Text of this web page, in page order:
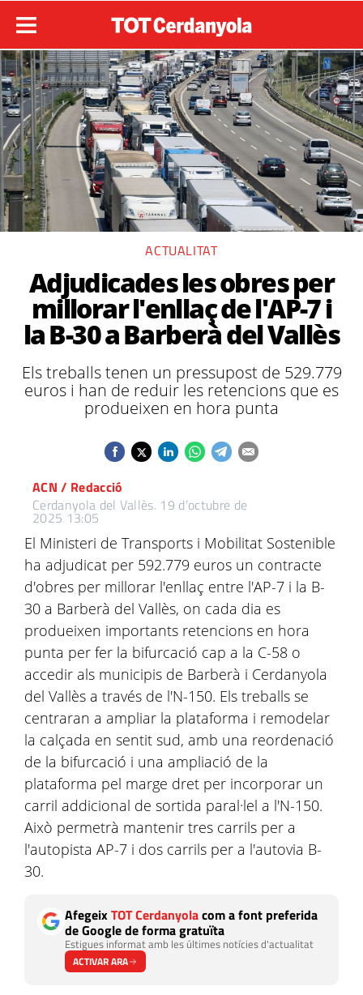
ACTUALITAT
Adjudicades les obres per
millorar l'enllaç de l'AP-7 i
la B-30 a Barberà del Vallès
Els treballs tenen un pressupost de 529.779
euros i han de reduir les retencions que es
produeixen en hora punta
ACN / Redacció
Cerdanyola del Vallès. 19 d’octubre de
2025 13:05
El Ministeri de Transports i Mobilitat Sostenible
ha adjudicat per 592.779 euros un contracte
d'obres per millorar l'enllaç entre l'AP-7 i la B-
30 a Barberà del Vallès, on cada dia es
produeixen importants retencions en hora
punta per fer la bifurcació cap a la C-58 o
accedir als municipis de Barberà i Cerdanyola
del Vallès a través de l'N-150. Els treballs se
centraran a ampliar la plataforma i remodelar
la calçada en sentit sud, amb una reordenació
de la bifurcació i una ampliació de la
plataforma pel marge dret per incorporar un
carril addicional de sortida paral·lel a l'N-150.
Això permetrà mantenir tres carrils per a
l'autopista AP-7 i dos carrils per a l'autovia B-
30.
AfegeixTOT Cerdanyolacom a font preferida
de Google de forma gratuïta
Estigues informat amb les últimes notícies d'actualitat
ACTIVAR ARA